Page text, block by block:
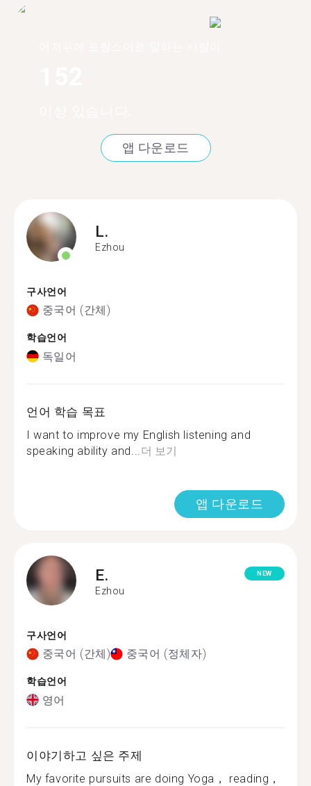
앱 다운로드
L.
Ezhou
구사언어
중국어 (간체)
학습언어
독일어
언어 학습 목표
I want to improve my English listening and
speaking ability and... 더 보기
앱 다운로드
E.
Ezhou
NEW
구사언어
중국어 (간체) 중국어 (정체자)
학습언어
영어
이야기하고 싶은 주제
My favorite pursuits are doing Yoga， reading，